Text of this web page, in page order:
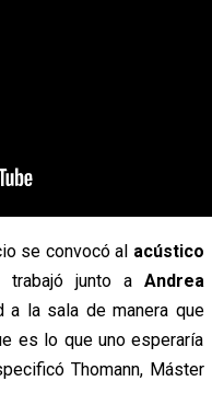
se convocó al acústico
trabajó junto aAndrea
a la sala de manera que
es lo que uno esperaría
Thomann, Máster